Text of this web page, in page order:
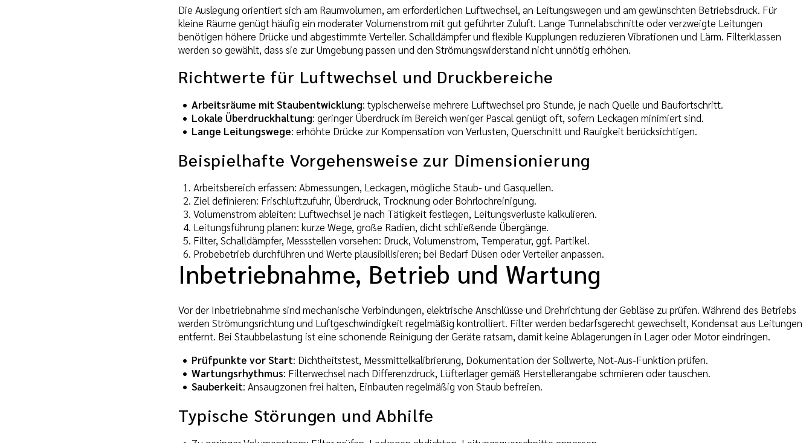
Die Auslegung orientiert sich am Raumvolumen, am erforderlichen Luftwechsel, an Leitungswegen und am gewünschten Betriebsdruck. Für
kleine Räume genügt häufig ein moderater Volumenstrom mit gut geführter Zuluft. Lange Tunnelabschnitte oder verzweigte Leitungen
benötigen höhere Drücke und abgestimmte Verteiler. Schalldämpfer und flexible Kupplungen reduzieren Vibrationen und Lärm. Filterklassen
werden so gewählt, dass sie zur Umgebung passen und den Strömungswiderstand nicht unnötig erhöhen.
Richtwerte für Luftwechsel und Druckbereiche
Arbeitsräume mit Staubentwicklung: typischerweise mehrere Luftwechsel pro Stunde, je nach Quelle und Baufortschritt.
Lokale Überdruckhaltung: geringer Überdruck im Bereich weniger Pascal genügt oft, sofern Leckagen minimiert sind.
Lange Leitungswege: erhöhte Drücke zur Kompensation von Verlusten, Querschnitt und Rauigkeit berücksichtigen.
Beispielhafte Vorgehensweise zur Dimensionierung
Arbeitsbereich erfassen: Abmessungen, Leckagen, mögliche Staub- und Gasquellen.
Ziel definieren: Frischluftzufuhr, Überdruck, Trocknung oder Bohrlochreinigung.
Volumenstrom ableiten: Luftwechsel je nach Tätigkeit festlegen, Leitungsverluste kalkulieren.
Leitungsführung planen: kurze Wege, große Radien, dicht schließende Übergänge.
Filter, Schalldämpfer, Messstellen vorsehen: Druck, Volumenstrom, Temperatur, ggf. Partikel.
Probebetrieb durchführen und Werte plausibilisieren; bei Bedarf Düsen oder Verteiler anpassen.
Inbetriebnahme, Betrieb und Wartung
Vor der Inbetriebnahme sind mechanische Verbindungen, elektrische Anschlüsse und Drehrichtung der Gebläse zu prüfen. Während des Betriebs
werden Strömungsrichtung und Luftgeschwindigkeit regelmäßig kontrolliert. Filter werden bedarfsgerecht gewechselt, Kondensat aus Leitungen
entfernt. Bei Staubbelastung ist eine schonende Reinigung der Geräte ratsam, damit keine Ablagerungen in Lager oder Motor eindringen.
Prüfpunkte vor Start: Dichtheitstest, Messmittelkalibrierung, Dokumentation der Sollwerte, Not-Aus-Funktion prüfen.
Wartungsrhythmus: Filterwechsel nach Differenzdruck, Lüfterlager gemäß Herstellerangabe schmieren oder tauschen.
Sauberkeit: Ansaugzonen frei halten, Einbauten regelmäßig von Staub befreien.
Typische Störungen und Abhilfe